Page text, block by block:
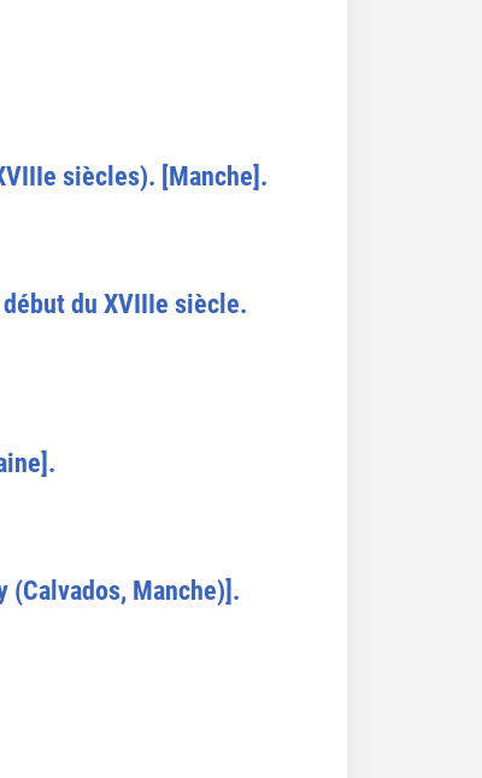
siècles). [Manche].
du XVIIIe siècle.
(Calvados, Manche)].